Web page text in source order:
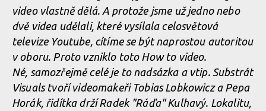
video vlastně dělá. A protože jsme už jedno nebo
dvě videa udělali, které vysílala celosvětová
televize Youtube, cítíme se být naprostou autoritou
v oboru. Proto vzniklo toto How to video.
Né, samozřejmě celé je to nadsázka a vtip. Substrát
Visuals tvoří videomakeři Tobias Lobkowicz a Pepa
Horák, řidítka drží Radek "Ráďa" Kulhavý. Lokalitu,